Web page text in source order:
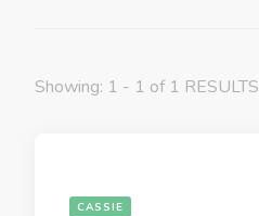
Showing: 1 - 1 of 1 RESULTS
CASSIE